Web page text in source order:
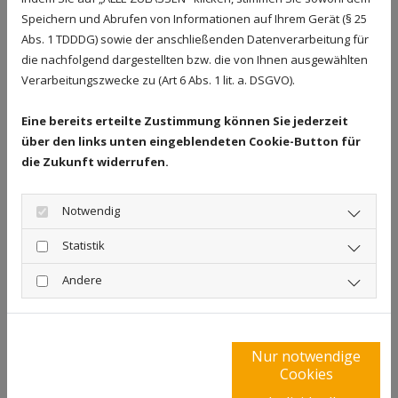
u.v.m.
Die verschiedenen Arten
von Schmierfett unterscheiden sich teils enorm
und Standzeit. Daher ist es immens wichtig, dass Sie
Fette verwenden, die vom Hersteller auch
deklariert wurden. Nur dann ist eine optimale
Schmierung der gefetteten Bauteile über einen
langen Zeitraum hinweg gewährleistet. Die
Verwendung ungeeigneter Fette kann mitunter
sogar Nachteile mit sich bringen.
Einige Fette können zum Beispiel unter
ungeeigneten Einsatzbedingungen verharzen und
dadurch die Funktion von Maschinen oder
Speichern und Abrufen von Informationen auf Ihrem Gerät (§ 25
Abs. 1 TDDDG) sowie der anschließenden Datenverarbeitung für
die nachfolgend dargestellten bzw. die von Ihnen ausgewählten
Verarbeitungszwecke zu (Art 6 Abs. 1 lit. a. DSGVO).
Eine bereits erteilte Zustimmung können Sie jederzeit
über den links unten eingeblendeten Cookie-Button für
die Zukunft widerrufen.
Notwendig
Statistik
Andere
Nur notwendige
Cookies